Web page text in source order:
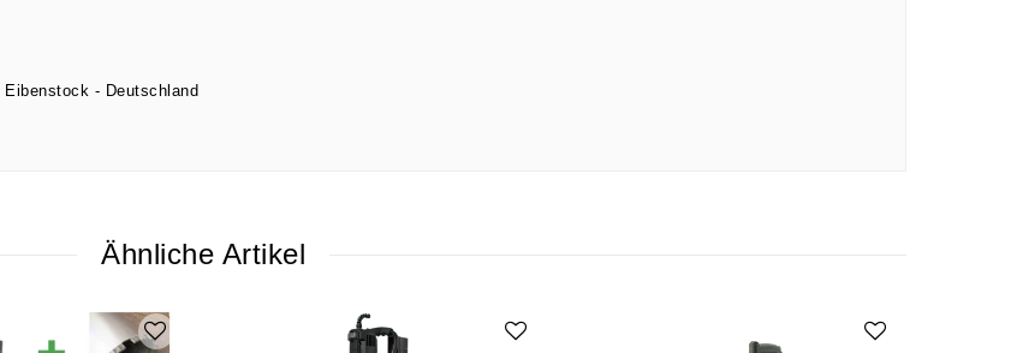
Eibenstock
Deutschland
Ähnliche Artikel